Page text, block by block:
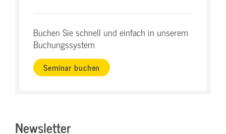
Buchen Sie schnell und einfach in unserem
Buchungssystem
Seminar buchen
Newsletter